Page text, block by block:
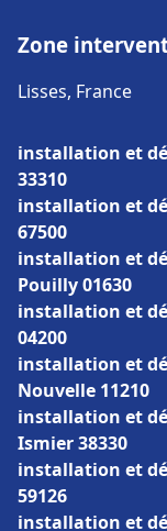
Zone
Lisses, France
installation et
33310
installation et
67500
installation et
Pouilly 01630
installation et
04200
installation et
Nouvelle 11210
installation et
Ismier 38330
installation et
59126
installation et